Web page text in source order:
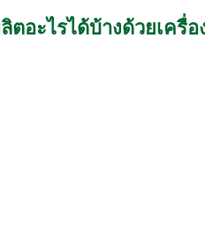
อะไรได้บ้างด้วยเครื่อ